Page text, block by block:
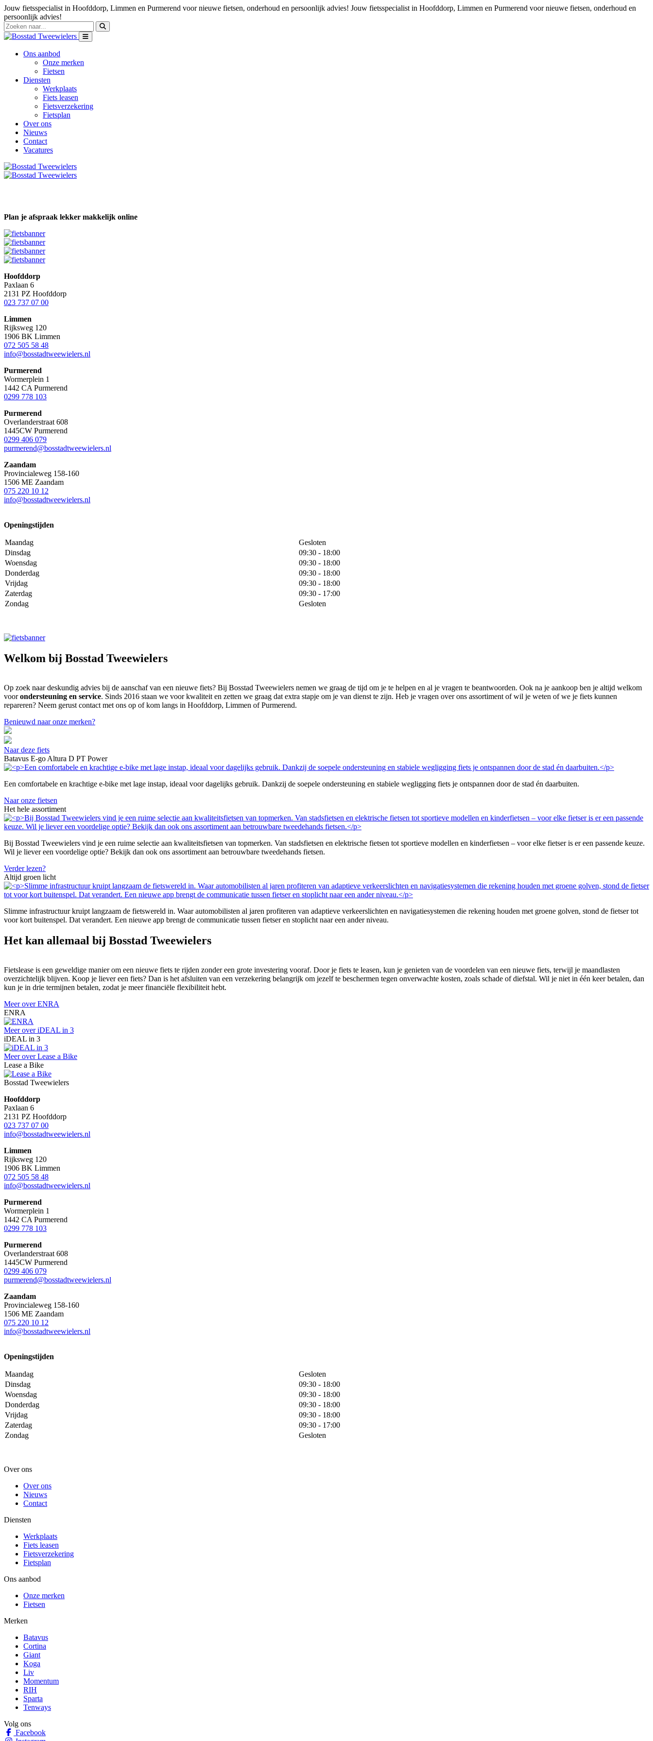
Jouw fietsspecialist in Hoofddorp, Limmen en Purmerend voor nieuwe fietsen, onderhoud en persoonlijk advies! Jouw fietsspecialist in Hoofddorp, Limmen en Purmerend voor nieuwe fietsen, onderhoud en
persoonlijk advies!
Ons aanbod
Onze merken
Fietsen
Diensten
Werkplaats
Fiets leasen
Fietsverzekering
Fietsplan
Over ons
Nieuws
Contact
Vacatures
Plan je afspraak lekker makkelijk online
Hoofddorp
Paxlaan 6
2131 PZ Hoofddorp
023 737 07 00
Limmen
Rijksweg 120
1906 BK Limmen
072 505 58 48
info@bosstadtweewielers.nl
Purmerend
Wormerplein 1
1442 CA Purmerend
0299 778 103
Purmerend
Overlanderstraat 608
1445CW Purmerend
0299 406 079
purmerend@bosstadtweewielers.nl
Zaandam
Provincialeweg 158-160
1506 ME Zaandam
075 220 10 12
info@bosstadtweewielers.nl
Openingstijden
Maandag
Gesloten
Dinsdag
09:30 - 18:00
Woensdag
09:30 - 18:00
Donderdag
09:30 - 18:00
Vrijdag
09:30 - 18:00
Zaterdag
09:30 - 17:00
Zondag
Gesloten
Welkom bij Bosstad Tweewielers
Op zoek naar deskundig advies bij de aanschaf van een nieuwe fiets? Bij Bosstad Tweewielers nemen we graag de tijd om je te helpen en al je vragen te beantwoorden. Ook na je aankoop ben je altijd welkom
voorondersteuning en service. Sinds 2016 staan we voor kwaliteit en zetten we graag dat extra stapje om je van dienst te zijn. Heb je vragen over ons assortiment of wil je weten of we je fiets kunnen
repareren? Neem gerust contact met ons op of kom langs in Hoofddorp, Limmen of Purmerend.
Benieuwd naar onze merken?
Naar deze fiets
Batavus E-go Altura D PT Power
Een comfortabele en krachtige e-bike met lage instap, ideaal voor dagelijks gebruik. Dankzij de soepele ondersteuning en stabiele wegligging fiets je ontspannen door de stad én daarbuiten.
Naar onze fietsen
Het hele assortiment
Bij Bosstad Tweewielers vind je een ruime selectie aan kwaliteitsfietsen van topmerken. Van stadsfietsen en elektrische fietsen tot sportieve modellen en kinderfietsen – voor elke fietser is er een passende keuze.
Wil je liever een voordelige optie? Bekijk dan ook ons assortiment aan betrouwbare tweedehands fietsen.
Verder lezen?
Altijd groen licht
Slimme infrastructuur kruipt langzaam de fietswereld in. Waar automobilisten al jaren profiteren van adaptieve verkeerslichten en navigatiesystemen die rekening houden met groene golven, stond de fietser tot
voor kort buitenspel. Dat verandert. Een nieuwe app brengt de communicatie tussen fietser en stoplicht naar een ander niveau.
Het kan allemaal bij Bosstad Tweewielers
Fietslease is een geweldige manier om een nieuwe fiets te rijden zonder een grote investering vooraf. Door je fiets te leasen, kun je genieten van de voordelen van een nieuwe fiets, terwijl je maandlasten
overzichtelijk blijven. Koop je liever een fiets? Dan is het afsluiten van een verzekering belangrijk om jezelf te beschermen tegen onverwachte kosten, zoals schade of diefstal. Wil je niet in één keer betalen, dan
kun je in drie termijnen betalen, zodat je meer financiële flexibiliteit hebt.
Meer over ENRA
ENRA
Meer over iDEAL in 3
iDEAL in 3
Meer over Lease a Bike
Lease a Bike
Bosstad Tweewielers
Hoofddorp
Paxlaan 6
2131 PZ Hoofddorp
023 737 07 00
info@bosstadtweewielers.nl
Limmen
Rijksweg 120
1906 BK Limmen
072 505 58 48
info@bosstadtweewielers.nl
Purmerend
Wormerplein 1
1442 CA Purmerend
0299 778 103
Purmerend
Overlanderstraat 608
1445CW Purmerend
0299 406 079
purmerend@bosstadtweewielers.nl
Zaandam
Provincialeweg 158-160
1506 ME Zaandam
075 220 10 12
info@bosstadtweewielers.nl
Openingstijden
Maandag
Gesloten
Dinsdag
09:30 - 18:00
Woensdag
09:30 - 18:00
Donderdag
09:30 - 18:00
Vrijdag
09:30 - 18:00
Zaterdag
09:30 - 17:00
Zondag
Gesloten
Over ons
Over ons
Nieuws
Contact
Diensten
Werkplaats
Fiets leasen
Fietsverzekering
Fietsplan
Ons aanbod
Onze merken
Fietsen
Merken
Batavus
Cortina
Giant
Koga
Liv
Momentum
RIH
Sparta
Tenways
Volg ons
Facebook